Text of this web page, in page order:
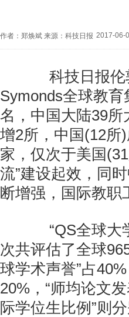
作者：郑焕斌 来源：科技日报 2017-06-
科技日报伦
Symonds全球教
名，中国大陆39
增2所，中国(12所
家，仅次于美国
流”建设起效，同
断增强，国际教
“QS全球大学
次共评估了全球
球学术声誉”占
20%，“师均论文
际学位生比例”则